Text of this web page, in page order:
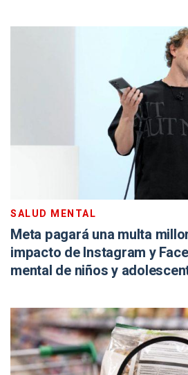
SALUD MENTAL
Meta pagará una multa
impacto de Instagram y
mental de niños y